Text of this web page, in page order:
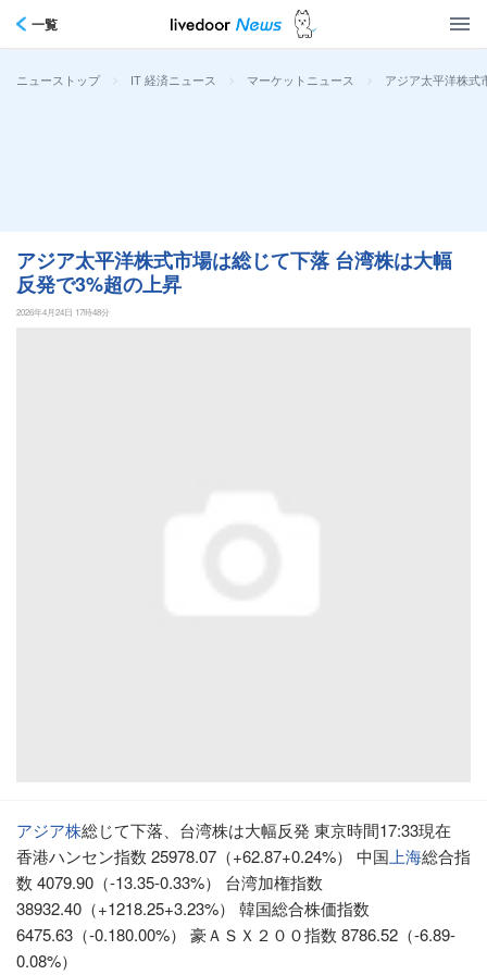
一覧
ニューストップ > IT 経済ニュース > マーケットニュース > アジア太平洋株式
アジア太平洋株式市場は総じて下落 台湾株は大幅
反発で3%超の上昇
2026年4月24日 17時48分
アジア株総じて下落、台湾株は大幅反発 東京時間17:33現在
香港ハンセン指数 25978.07（+62.87+0.24%） 中国 上海総合指
数 4079.90（-13.35-0.33%） 台湾加権指数
38932.40（+1218.25+3.23%） 韓国総合株価指数
6475.63（-0.180.00%） 豪ＡＳＸ２００指数 8786.52（-6.89-
0.08%）